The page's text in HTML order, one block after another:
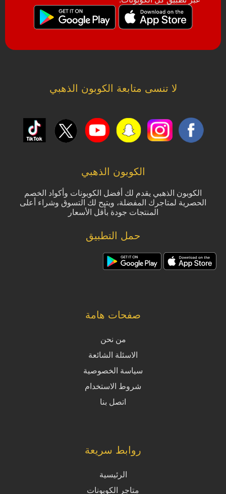
لا تنسى متابعة الكوبون الذهبي
الكوبون الذهبي
الكوبون الذهبي يقدم لك أفضل الكوبونات وأكواد الخصم
الحصرية لمتاجرك المفضلة، ويتيح لك التسوق وشراء أعلى
المنتجات جودة بأقل الأسعار
حمل التطبيق
صفحات هامة
من نحن
الاسئلة الشائعة
سياسة الخصوصية
شروط الاستخدام
اتصل بنا
روابط سريعة
الرئيسية
متاجر الكوبونات